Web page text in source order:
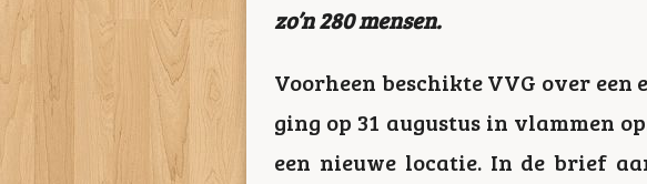
zo’n 280 mensen.
Voorheen beschikte VVG over
ging op 31 augustus in vlammen
een nieuwe locatie. In de brief